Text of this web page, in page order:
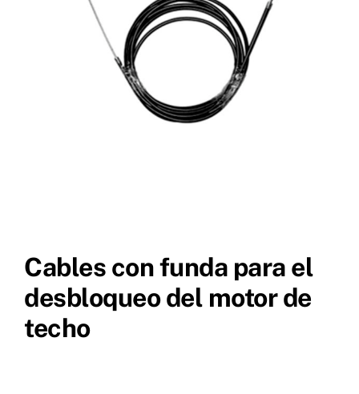
Cables con funda para el
desbloqueo del motor de
techo